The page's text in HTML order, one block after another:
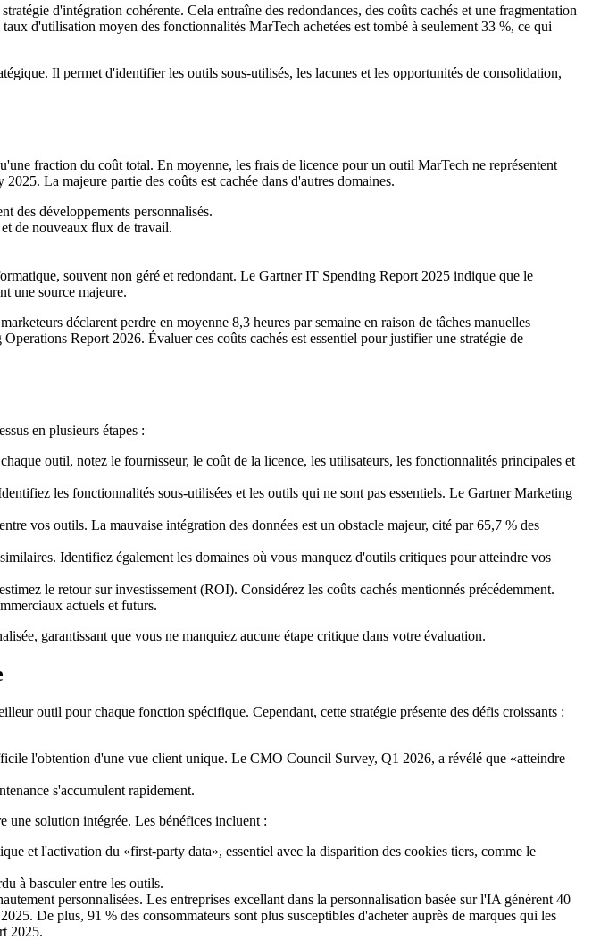
d'intégration cohérente. Cela entraîne des redondances, des coûts cachés et une fragmentation
d'utilisation moyen des fonctionnalités MarTech achetées est tombé à seulement 33 %, ce qui
Il permet d'identifier les outils sous-utilisés, les lacunes et les opportunités de consolidation,
fraction du coût total. En moyenne, les frais de licence pour un outil MarTech ne représentent
La majeure partie des coûts est cachée dans d'autres domaines.
des développements personnalisés.
de nouveaux flux de travail.
souvent non géré et redondant. Le Gartner IT Spending Report 2025 indique que le
une source majeure.
déclarent perdre en moyenne 8,3 heures par semaine en raison de tâches manuelles
Report 2026. Évaluer ces coûts cachés est essentiel pour justifier une stratégie de
en plusieurs étapes :
outil, notez le fournisseur, le coût de la licence, les utilisateurs, les fonctionnalités principales et
les fonctionnalités sous-utilisées et les outils qui ne sont pas essentiels. Le Gartner Marketing
vos outils. La mauvaise intégration des données est un obstacle majeur, cité par 65,7 % des
Identifiez également les domaines où vous manquez d'outils critiques pour atteindre vos
le retour sur investissement (ROI). Considérez les coûts cachés mentionnés précédemment.
actuels et futurs.
garantissant que vous ne manquiez aucune étape critique dans votre évaluation.
outil pour chaque fonction spécifique. Cependant, cette stratégie présente des défis croissants :
l'obtention d'une vue client unique. Le CMO Council Survey, Q1 2026, a révélé que «atteindre
s'accumulent rapidement.
une solution intégrée. Les bénéfices incluent :
et l'activation du «first-party data», essentiel avec la disparition des cookies tiers, comme le
à basculer entre les outils.
personnalisées. Les entreprises excellant dans la personnalisation basée sur l'IA génèrent 40
De plus, 91 % des consommateurs sont plus susceptibles d'acheter auprès de marques qui les
2025.